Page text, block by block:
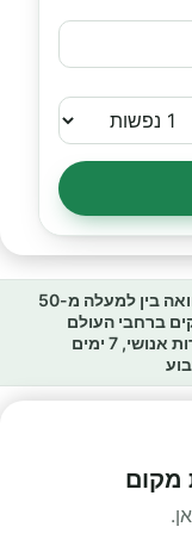
השוואה בין למעלה מ-50
ברחבי העולם
שירות אנושי, 7 ימים
מקום